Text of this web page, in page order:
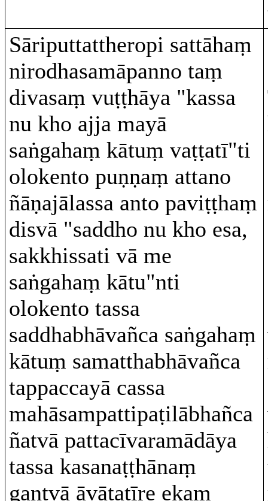
Sāriputtattheropi sattāhaṃ
nirodhasamāpanno taṃ
divasaṃ vuṭṭhāya "kassa
nu kho ajja mayā
saṅgahaṃ kātuṃ vaṭṭatī"ti
olokento puṇṇaṃ attano
ñāṇajālassa anto paviṭṭhaṃ
disvā "saddho nu kho esa,
sakkhissati vā me
saṅgahaṃ kātu"nti
olokento tassa
saddhabhāvañca saṅgahaṃ
kātuṃ samatthabhāvañca
tappaccayā cassa
mahāsampattipaṭilābhañca
ñatvā pattacīvaramādāya
tassa kasanaṭṭhānaṃ
gantvā āvāṭatīre ekaṃ